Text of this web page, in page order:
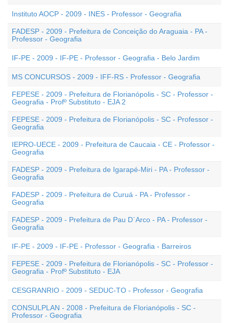
Instituto AOCP - 2009 - INES - Professor - Geografia
FADESP - 2009 - Prefeitura de Conceição do Araguaia - PA -
Professor - Geografia
IF-PE - 2009 - IF-PE - Professor - Geografia - Belo Jardim
MS CONCURSOS - 2009 - IFF-RS - Professor - Geografia
FEPESE - 2009 - Prefeitura de Florianópolis - SC - Professor -
Geografia - Profº Substituto - EJA 2
FEPESE - 2009 - Prefeitura de Florianópolis - SC - Professor -
Geografia
IEPRO-UECE - 2009 - Prefeitura de Caucaia - CE - Professor -
Geografia
FADESP - 2009 - Prefeitura de Igarapé-Miri - PA - Professor -
Geografia
FADESP - 2009 - Prefeitura de Curuá - PA - Professor -
Geografia
FADESP - 2009 - Prefeitura de Pau D`Arco - PA - Professor -
Geografia
IF-PE - 2009 - IF-PE - Professor - Geografia - Barreiros
FEPESE - 2009 - Prefeitura de Florianópolis - SC - Professor -
Geografia - Profº Substituto - EJA
CESGRANRIO - 2009 - SEDUC-TO - Professor - Geografia
CONSULPLAN - 2008 - Prefeitura de Florianópolis - SC -
Professor - Geografia